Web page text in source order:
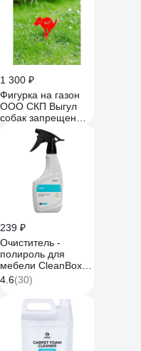
1 300 ₽
Фигурка на газон
ООО СКП Выгул
собак запрещен
239 ₽
Очиститель -
полироль для
мебели CleanBox
Professional TWIST
(Твист) 0,5л 132505
4.6(30)